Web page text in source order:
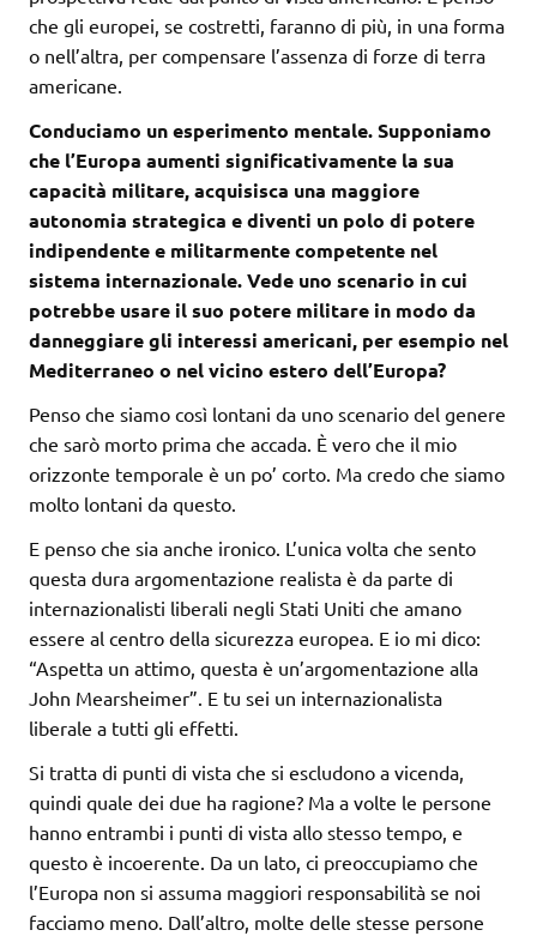
che gli europei, se costretti, faranno di più, in una forma
o nell’altra, per compensare l’assenza di forze di terra
americane.
Conduciamo un esperimento mentale. Supponiamo
che l’Europa aumenti significativamente la sua
capacità militare, acquisisca una maggiore
autonomia strategica e diventi un polo di potere
indipendente e militarmente competente nel
sistema internazionale. Vede uno scenario in cui
potrebbe usare il suo potere militare in modo da
danneggiare gli interessi americani, per esempio nel
Mediterraneo o nel vicino estero dell’Europa?
Penso che siamo così lontani da uno scenario del genere
che sarò morto prima che accada. È vero che il mio
orizzonte temporale è un po’ corto. Ma credo che siamo
molto lontani da questo.
E penso che sia anche ironico. L’unica volta che sento
questa dura argomentazione realista è da parte di
internazionalisti liberali negli Stati Uniti che amano
essere al centro della sicurezza europea. E io mi dico:
“Aspetta un attimo, questa è un’argomentazione alla
John Mearsheimer”. E tu sei un internazionalista
liberale a tutti gli effetti.
Si tratta di punti di vista che si escludono a vicenda,
quindi quale dei due ha ragione? Ma a volte le persone
hanno entrambi i punti di vista allo stesso tempo, e
questo è incoerente. Da un lato, ci preoccupiamo che
l’Europa non si assuma maggiori responsabilità se noi
facciamo meno. Dall’altro, molte delle stesse persone